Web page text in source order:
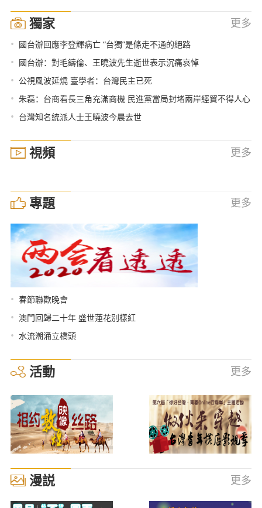
獨家 更多
• 國台辦回應李登輝病亡 “台獨”是條走不通的絕路
• 國台辦：對毛鑄倫、王曉波先生逝世表示沉痛哀悼
• 公視風波延燒 臺學者：台灣民主已死
• 朱磊：台商看長三角充滿商機 民進黨當局封堵兩岸經貿不得人心
• 台灣知名統派人士王曉波今晨去世
視頻 更多
專題 更多
• 春節聯歡晚會
• 澳門回歸二十年 盛世蓮花別樣紅
• 水流潮涌立橋頭
活動 更多
漫説 更多